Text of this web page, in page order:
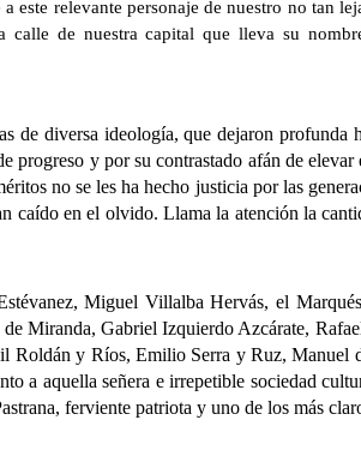
este relevante personaje de nuestro no tan
calle de nuestra capital que lleva su
ideología, que dejaron profunda
progreso y por su contrastado afán de
no se les ha hecho justicia por las
caído en el olvido. Llama la atención la
Miguel Villalba Hervás, el Marqués
Miranda, Gabriel Izquierdo Azcárate,
y Ríos, Emilio Serra y Ruz, Manuel
a aquella señera e irrepetible sociedad
ferviente patriota y uno de los más